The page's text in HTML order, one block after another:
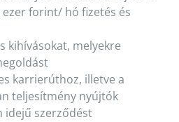
forint/ hó fizetés és
kihívásokat, melyekre
karrierúthoz, illetve a
teljesítmény nyújtók
idejű szerződést